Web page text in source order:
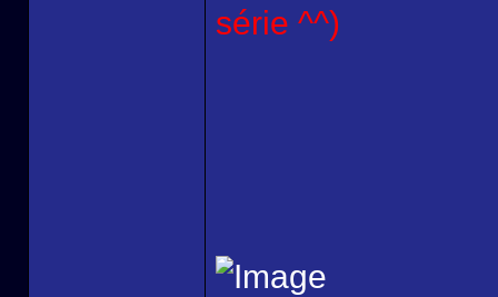
série ^^)